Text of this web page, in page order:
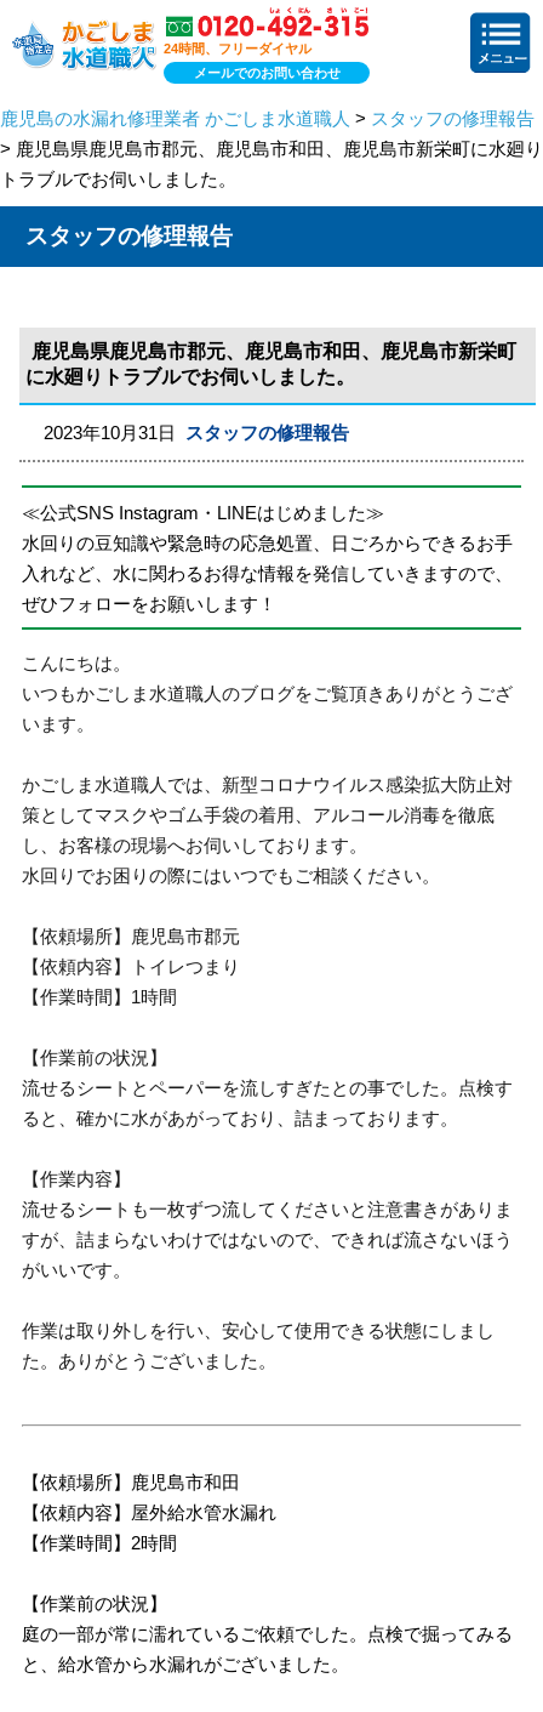
24時間、フリーダイヤル
メールでのお問い合わせ
鹿児島の水漏れ修理業者 かごしま水道職人 > スタッフの修理報告
> 鹿児島県鹿児島市郡元、鹿児島市和田、鹿児島市新栄町に水廻り
トラブルでお伺いしました。
スタッフの修理報告
鹿児島県鹿児島市郡元、鹿児島市和田、鹿児島市新栄町
に水廻りトラブルでお伺いしました。
2023年10月31日 スタッフの修理報告
≪公式SNS Instagram・LINEはじめました≫
水回りの豆知識や緊急時の応急処置、日ごろからできるお手
入れなど、水に関わるお得な情報を発信していきますので、
ぜひフォローをお願いします！
こんにちは。
いつもかごしま水道職人のブログをご覧頂きありがとうござ
います。
かごしま水道職人では、新型コロナウイルス感染拡大防止対
策としてマスクやゴム手袋の着用、アルコール消毒を徹底
し、お客様の現場へお伺いしております。
水回りでお困りの際にはいつでもご相談ください。
【依頼場所】鹿児島市郡元
【依頼内容】トイレつまり
【作業時間】1時間
【作業前の状況】
流せるシートとペーパーを流しすぎたとの事でした。点検す
ると、確かに水があがっており、詰まっております。
【作業内容】
流せるシートも一枚ずつ流してくださいと注意書きがありま
すが、詰まらないわけではないので、できれば流さないほう
がいいです。
作業は取り外しを行い、安心して使用できる状態にしまし
た。ありがとうございました。
【依頼場所】鹿児島市和田
【依頼内容】屋外給水管水漏れ
【作業時間】2時間
【作業前の状況】
庭の一部が常に濡れているご依頼でした。点検で掘ってみる
と、給水管から水漏れがございました。